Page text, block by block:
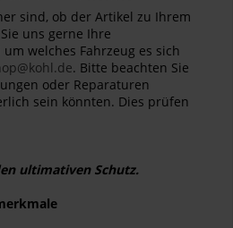
sind, ob der Artikel zu Ihrem
uns gerne Ihre
welches Fahrzeug es sich
. Bitte beachten Sie
oder Reparaturen
sein könnten. Dies prüfen
ultimativen Schutz.